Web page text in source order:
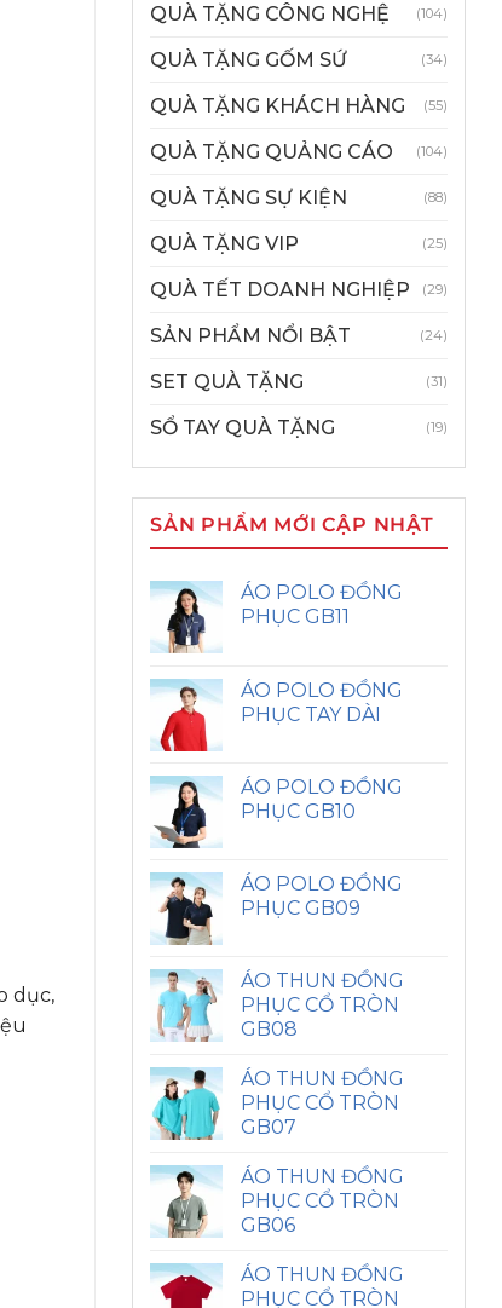
QUÀ TẶNG CÔNG NGHỆ (104)
QUÀ TẶNG GỐM SỨ (34)
QUÀ TẶNG KHÁCH HÀNG (55)
QUÀ TẶNG QUẢNG CÁO (104)
QUÀ TẶNG SỰ KIỆN (88)
QUÀ TẶNG VIP (25)
QUÀ TẾT DOANH NGHIỆP (29)
SẢN PHẨM NỔI BẬT (24)
SET QUÀ TẶNG (31)
SỔ TAY QUÀ TẶNG (19)
SẢN PHẨM MỚI CẬP NHẬT
ÁO POLO ĐỒNG
PHỤC GB11
ÁO POLO ĐỒNG
PHỤC TAY DÀI
ÁO POLO ĐỒNG
PHỤC GB10
ÁO POLO ĐỒNG
PHỤC GB09
ÁO THUN ĐỒNG
PHỤC CỔ TRÒN
GB08
ÁO THUN ĐỒNG
PHỤC CỔ TRÒN
GB07
ÁO THUN ĐỒNG
PHỤC CỔ TRÒN
GB06
ÁO THUN ĐỒNG
PHỤC CỔ TRÒN
dục,